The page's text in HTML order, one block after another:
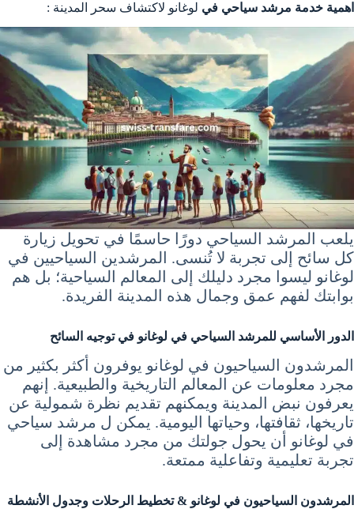
اهمية خدمة مرشد سياحي في لوغانو لاكتشاف سحر المدينة :
يلعب المرشد السياحي دورًا حاسمًا في تحويل زيارة
كل سائح إلى تجربة لا تُنسى. المرشدين السياحيين في
لوغانو ليسوا مجرد دليلك إلى المعالم السياحية؛ بل هم
بوابتك لفهم عمق وجمال هذه المدينة الفريدة.
الدور الأساسي للمرشد السياحي في لوغانو في توجيه السائح
المرشدون السياحيون في لوغانو يوفرون أكثر بكثير من
مجرد معلومات عن المعالم التاريخية والطبيعية. إنهم
يعرفون نبض المدينة ويمكنهم تقديم نظرة شمولية عن
تاريخها، ثقافتها، وحياتها اليومية. يمكن ل مرشد سياحي
في لوغانو أن يحول جولتك من مجرد مشاهدة إلى
تجربة تعليمية وتفاعلية ممتعة.
المرشدون السياحيون في لوغانو & تخطيط الرحلات وجدول الأنشطة